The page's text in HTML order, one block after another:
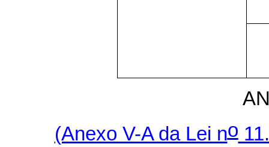
(Anexo V-A da Lei no